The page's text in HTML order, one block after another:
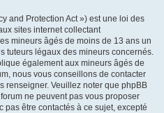
and Protection Act ») est une loi des
sites internet collectant
mineurs âgés de moins de 13 ans un
tuteurs légaux des mineurs concernés.
également aux mineurs âgés de
nous vous conseillons de contacter
renseigner. Veuillez noter que phpBB
ne peuvent pas vous proposer
pas être contactés à ce sujet, excepté